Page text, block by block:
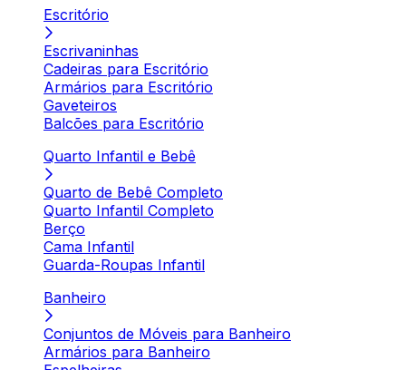
Escritório
Escrivaninhas
Cadeiras para Escritório
Armários para Escritório
Gaveteiros
Balcões para Escritório
Quarto Infantil e Bebê
Quarto de Bebê Completo
Quarto Infantil Completo
Berço
Cama Infantil
Guarda-Roupas Infantil
Banheiro
Conjuntos de Móveis para Banheiro
Armários para Banheiro